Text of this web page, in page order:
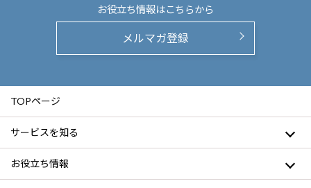
お役立ち情報はこちらから
メルマガ登録
TOPページ
サービスを知る
お役立ち情報